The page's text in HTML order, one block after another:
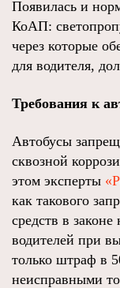
Появилась и
КоАП:
через которые
для водителя,
Требования к
Автобусы
сквозной
этом эксперты
как такового
средств в
водителей при
только штраф в
неисправными